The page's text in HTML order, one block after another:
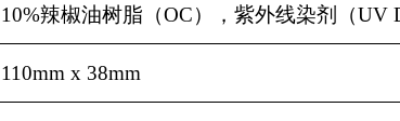
10%辣椒油树脂（OC），紫外线染剂（UV
110mm x 38mm